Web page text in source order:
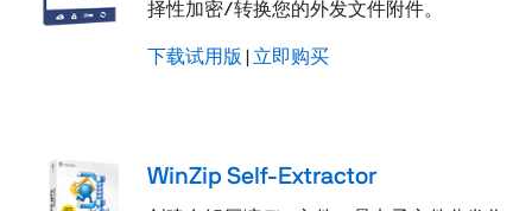
择性加密/转换您的外发文件附件。
下载试用版 立即购买
WinZip Self-Extractor